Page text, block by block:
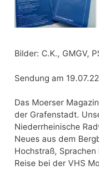
Bilder: C.K., GMGV,
Sendung am
Das Moerser
der Grafenstadt.
Niederrheinische
Neues aus dem
Hochstraß,
Reise bei der VHS